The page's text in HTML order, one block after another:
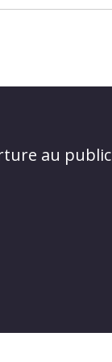
au public